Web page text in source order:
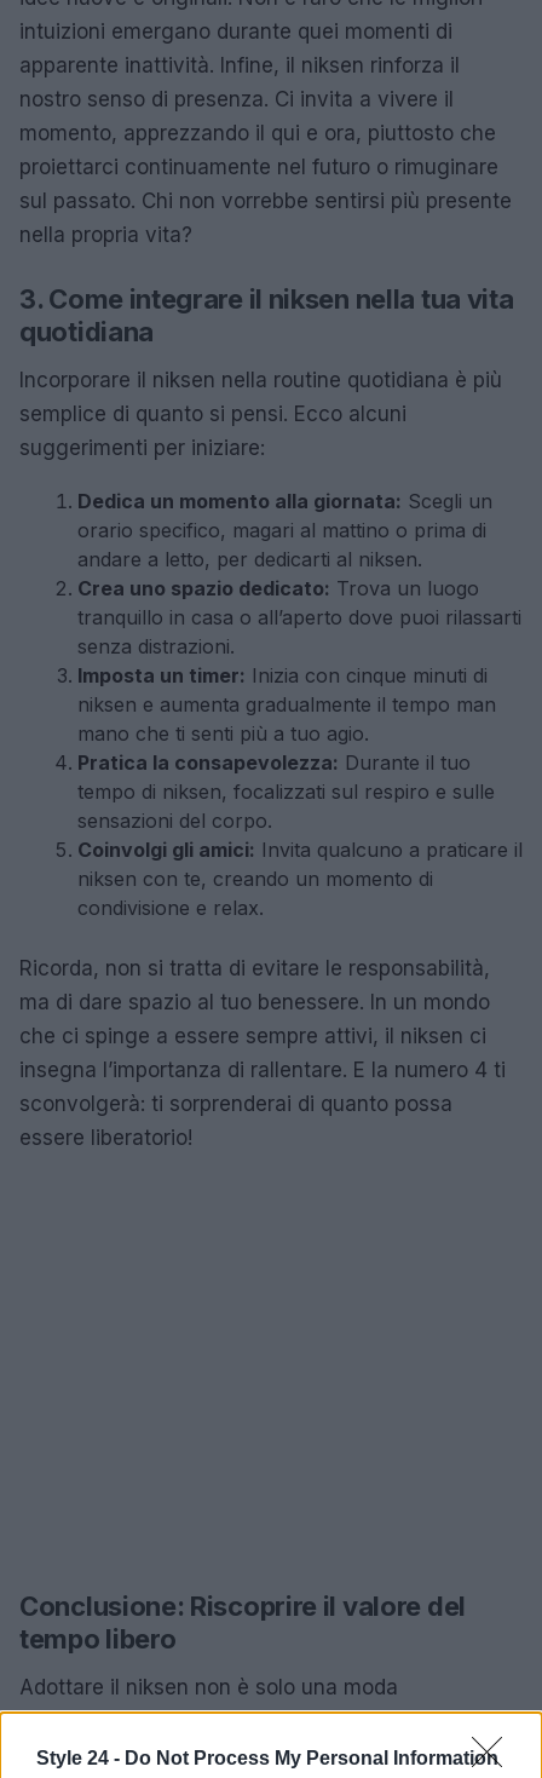
Style 24 - Do Not Process My Personal Information
intuizioni emergano durante quei momenti di
apparente inattività. Infine, il niksen rinforza il
nostro senso di presenza. Ci invita a vivere il
momento, apprezzando il qui e ora, piuttosto che
proiettarci continuamente nel futuro o rimuginare
sul passato. Chi non vorrebbe sentirsi più presente
nella propria vita?
3. Come integrare il niksen nella tua vita
quotidiana
Incorporare il niksen nella routine quotidiana è più
semplice di quanto si pensi. Ecco alcuni
suggerimenti per iniziare:
Dedica un momento alla giornata: Scegli un
orario specifico, magari al mattino o prima di
andare a letto, per dedicarti al niksen.
Crea uno spazio dedicato: Trova un luogo
tranquillo in casa o all’aperto dove puoi rilassarti
senza distrazioni.
Imposta un timer: Inizia con cinque minuti di
niksen e aumenta gradualmente il tempo man
mano che ti senti più a tuo agio.
Pratica la consapevolezza: Durante il tuo
tempo di niksen, focalizzati sul respiro e sulle
sensazioni del corpo.
Coinvolgi gli amici: Invita qualcuno a praticare il
niksen con te, creando un momento di
condivisione e relax.
Ricorda, non si tratta di evitare le responsabilità,
ma di dare spazio al tuo benessere. In un mondo
che ci spinge a essere sempre attivi, il niksen ci
insegna l’importanza di rallentare. E la numero 4 ti
sconvolgerà: ti sorprenderai di quanto possa
essere liberatorio!
Conclusione: Riscoprire il valore del
tempo libero
Adottare il niksen non è solo una moda
passeggera, ma una vera e propria rivoluzione
personale. Ci ricorda che, per vivere pienamente,